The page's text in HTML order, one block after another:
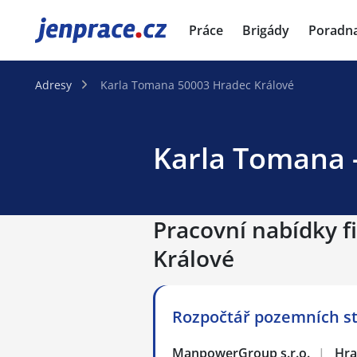
JenPráce.cz Práce Brigády
Adresy Karla Tomana 50003 Hradec Králové
Karla Tomana
Pracovní nabídky
Králové
Rozpočtář pozemních
ManpowerGroup s.r.o. |